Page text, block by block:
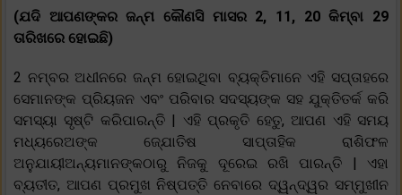
(ଯଦି ଆପଣଙ୍କର ଜନ୍ମ କୌଣସି ମାସର 2, 11, 20 କିମ୍ବା 29
ତାରିଖରେ ହୋଇଛି)
2 ନମ୍ବର ଅଧୀନରେ ଜନ୍ମ ହୋଇଥିବା ବ୍ୟକ୍ତିମାନେ ଏହି ସପ୍ତାହରେ
ସେମାନଙ୍କ ପ୍ରିୟଜନ ଏବଂ ପରିବାର ସଦସ୍ୟଙ୍କ ସହ ଯୁକ୍ତିତର୍କ କରି
ସମସ୍ୟା ସୃଷ୍ଟି କରିପାରନ୍ତି | ଏହି ପ୍ରକୃତି ହେତୁ, ଆପଣ ଏହି ସମୟ
ମଧ୍ୟରେଅଙ୍କ ଜ୍ଯୋତିଷ ସାପ୍ତାହିକ ରାଶିଫଳ
ଅନୁଯାୟୀଅନ୍ୟମାନଙ୍କଠାରୁ ନିଜକୁ ଦୂରେଇ ରଖି ପାରନ୍ତି | ଏହା
ବ୍ୟତୀତ, ଆପଣ ପ୍ରମୁଖ ନିଷ୍ପତ୍ତି ନେବାରେ ଦ୍ୱନ୍ଦ୍ୱର ସମ୍ମୁଖୀନ